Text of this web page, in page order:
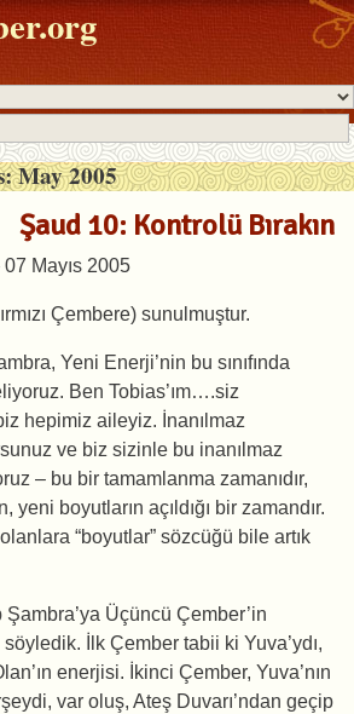
May 2005
Şaud 10: Kontrolü Bırakın
Mayıs 2005
Çembere) sunulmuştur.
Yeni Enerji’nin bu sınıfında
Ben Tobias’ım….siz
hepimiz aileyiz. İnanılmaz
ve biz sizinle bu inanılmaz
– bu bir tamamlanma zamanıdır,
yeni boyutların açıldığı bir zamandır.
“boyutlar” sözcüğü bile artık
Üçüncü Çember’in
İlk Çember tabii ki Yuva’ydı,
enerjisi. İkinci Çember, Yuva’nın
var oluş, Ateş Duvarı’ndan geçip